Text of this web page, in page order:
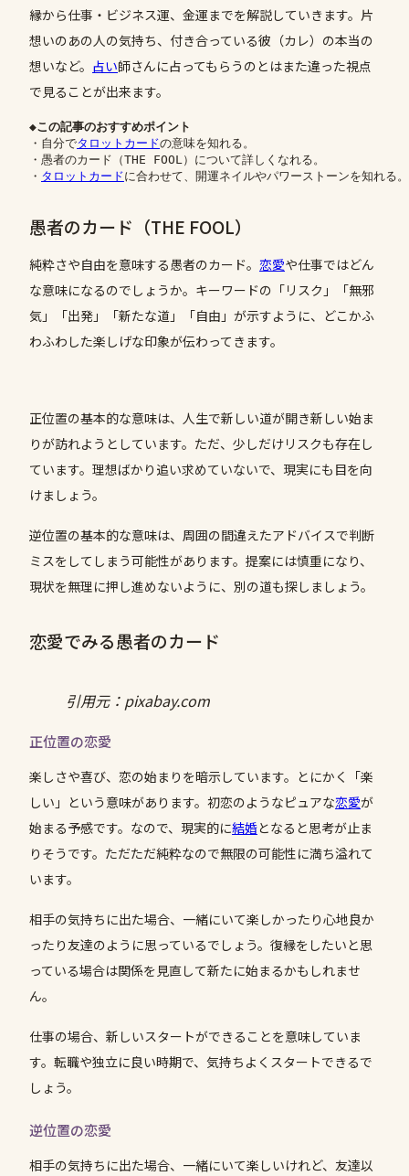
縁から仕事・ビジネス運、金運までを解説していきます。片
想いのあの人の気持ち、付き合っている彼（カレ）の本当の
想いなど。 占い師さんに占ってもらうのとはまた違った視点
で見ることが出来ます。
◆この記事のおすすめポイント
・自分でタロットカードの意味を知れる。
・愚者のカード（THE FOOL）について詳しくなれる。
・ タロットカードに合わせて、開運ネイルやパワーストーンを知れる。
愚者のカード（THE FOOL）
純粋さや自由を意味する愚者のカード。 恋愛や仕事ではどん
な意味になるのでしょうか。キーワードの「リスク」「無邪
気」「出発」「新たな道」「自由」が示すように、どこかふ
わふわした楽しげな印象が伝わってきます。
正位置の基本的な意味は、人生で新しい道が開き新しい始ま
りが訪れようとしています。ただ、少しだけリスクも存在し
ています。理想ばかり追い求めていないで、現実にも目を向
けましょう。
逆位置の基本的な意味は、周囲の間違えたアドバイスで判断
ミスをしてしまう可能性があります。提案には慎重になり、
現状を無理に押し進めないように、別の道も探しましょう。
恋愛でみる愚者のカード
引用元：pixabay.com
正位置の恋愛
楽しさや喜び、恋の始まりを暗示しています。とにかく「楽
しい」という意味があります。初恋のようなピュアな恋愛が
始まる予感です。なので、現実的に結婚となると思考が止ま
りそうです。ただただ純粋なので無限の可能性に満ち溢れて
います。
相手の気持ちに出た場合、一緒にいて楽しかったり心地良か
ったり友達のように思っているでしょう。復縁をしたいと思
っている場合は関係を見直して新たに始まるかもしれませ
ん。
仕事の場合、新しいスタートができることを意味していま
す。転職や独立に良い時期で、気持ちよくスタートできるで
しょう。
逆位置の恋愛
相手の気持ちに出た場合、一緒にいて楽しいけれど、友達以